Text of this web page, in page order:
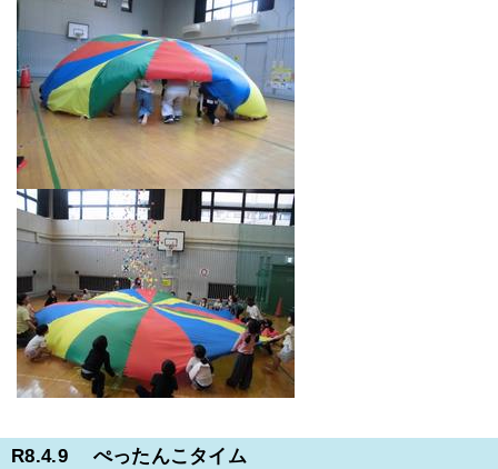
R8.4.9 ぺったんこタイム